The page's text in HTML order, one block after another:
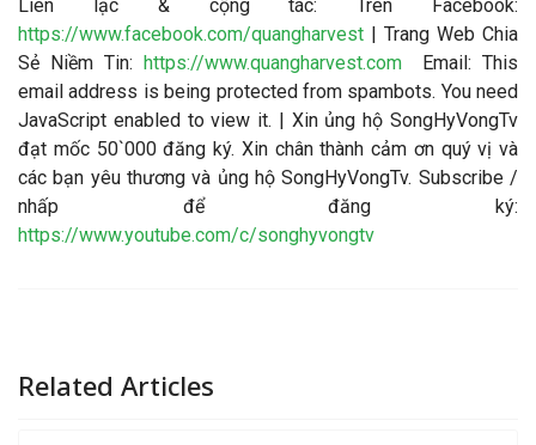
Liên lạc & cộng tác: Trên Facebook:
https://www.facebook.com/quangharvest | Trang Web Chia
Sẻ Niềm Tin: https://www.quangharvest.comEmail: This
email address is being protected from spambots. You need
JavaScript enabled to view it. | Xin ủng hộ SongHyVongTv
đạt mốc 50`000 đăng ký. Xin chân thành cảm ơn quý vị và
các bạn yêu thương và ủng hộ SongHyVongTv. Subscribe /
nhấp để đăng ký:
https://www.youtube.com/c/songhyvongtv
Related Articles